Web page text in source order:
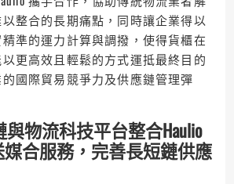
整合的長期痛點，同時讓企業得以
準的運力計算與調撥，使得貨櫃在
更高效且輕鬆的方式運抵最終目的
國際貿易競爭力及供應鏈管理彈
與物流科技平台整合Haulio
合服務，完善長短鏈供應